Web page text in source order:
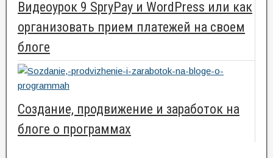
Видеоурок 9 SpryPay и WordPress или как
организовать прием платежей на своем
блоге
Создание, продвижение и заработок на
блоге о программах